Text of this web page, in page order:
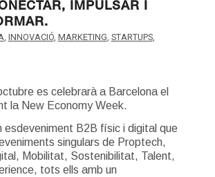
IMPULSAR I
, INNOVACIÓ, MARKETING, STARTUPS,
es celebrarà a Barcelona el
la New Economy Week.
esdeveniment B2B físic i digital que
singulars de Proptech,
Mobilitat, Sostenibilitat, Talent,
tots ells amb un